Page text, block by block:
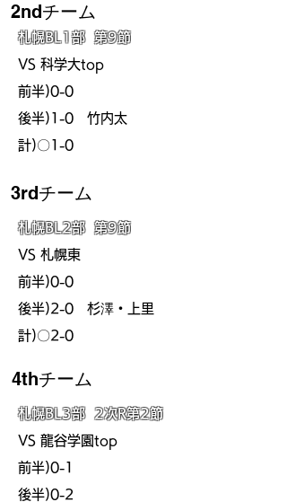
​2ndチーム
札幌BL1部 第9節
VS 科学大top
前半)0-0
後半)1-0 竹内太
計)〇1-0
​3rdチーム
札幌BL2部 第9節
VS 札幌東
前半)0-0
後半)2-0 杉澤・上里
計)〇2-0
​4thチーム
札幌BL3部 2次R第2節
VS 龍谷学園top
前半)0-1
後半)0-2